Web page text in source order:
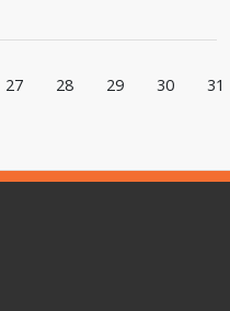
27 28 29 30 31